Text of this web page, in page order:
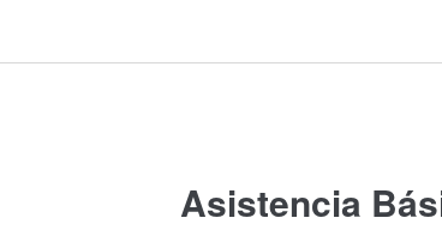
Asistencia